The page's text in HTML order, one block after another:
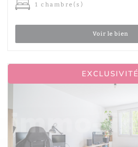
1 chambre(s)
Voir le bien
EXCLUSIVITÉ